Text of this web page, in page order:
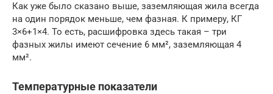
Как уже было сказано выше, заземляющая жила всегда
на один порядок меньше, чем фазная. К примеру, КГ
3×6+1×4. То есть, расшифровка здесь такая – три
фазных жилы имеют сечение 6 мм², заземляющая 4
мм².
Температурные показатели